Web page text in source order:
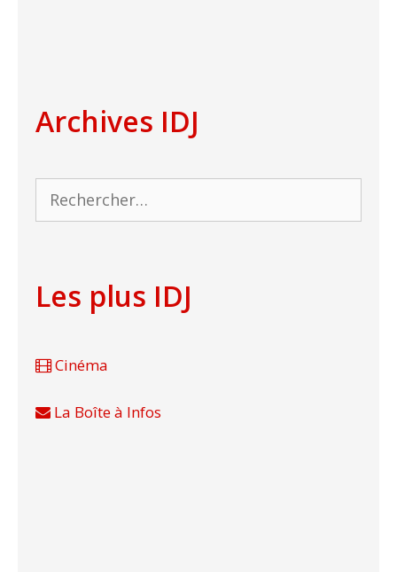
Archives IDJ
Rechercher :
Les plus IDJ
Cinéma
La Boîte à Infos